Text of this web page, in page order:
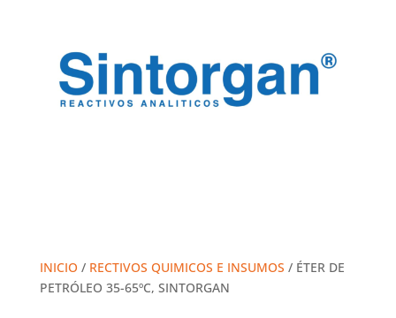
INICIO / RECTIVOS QUIMICOS E INSUMOS / ÉTER DE
PETRÓLEO 35-65ºC, SINTORGAN